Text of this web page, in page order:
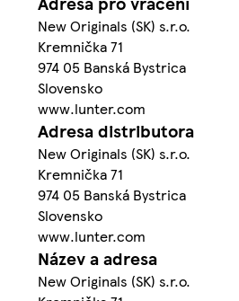
New Originals (SK) s.r.o.
Kremnička 71
974 05 Banská Bystrica
Slovensko
www.lunter.com
Adresa distributora
New Originals (SK) s.r.o.
Kremnička 71
974 05 Banská Bystrica
Slovensko
www.lunter.com
Název a adresa
New Originals (SK) s.r.o.